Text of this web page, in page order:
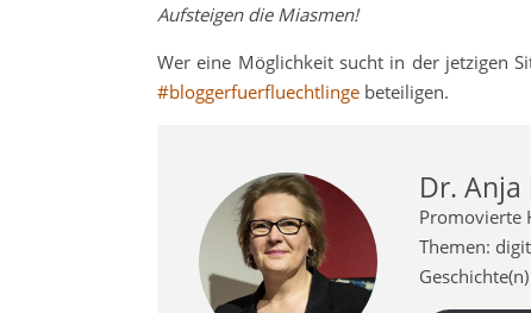
Aufsteigen die Miasmen!
Wer eine Möglichkeit sucht in der jetzigen
#bloggerfuerfluechtlinge beteiligen.
Dr.
Promovierte
Themen: